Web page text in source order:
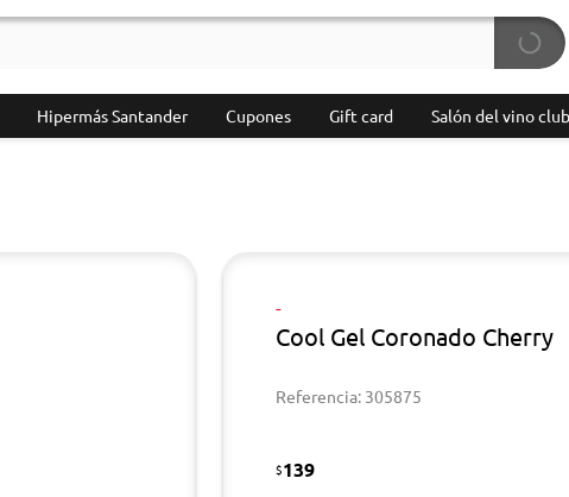
Hipermás Santander Cupones Gift card Salón del vino club
-
Cool Gel Coronado Cherry
Referencia: 305875
$139